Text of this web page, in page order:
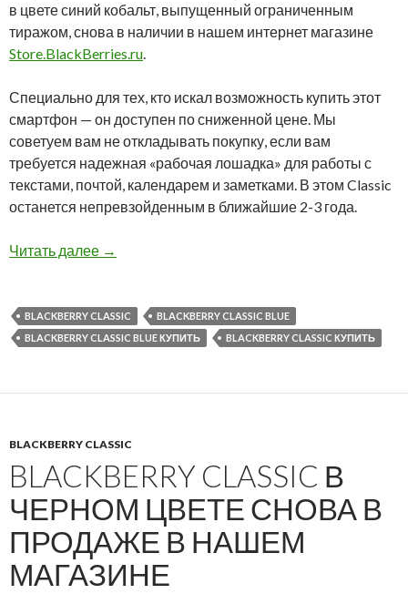
в цвете синий кобальт, выпущенный ограниченным
тиражом, снова в наличии в нашем интернет магазине
Store.BlackBerries.ru.
Специально для тех, кто искал возможность купить этот
смартфон — он доступен по сниженной цене. Мы
советуем вам не откладывать покупку, если вам
требуется надежная «рабочая лошадка» для работы с
текстами, почтой, календарем и заметками. В этом Classic
останется непревзойденным в ближайшие 2-3 года.
Читать далее BlackBerry Classic в цвете Cobalt Blue снова
→
BLACKBERRY CLASSIC
BLACKBERRY CLASSIC BLUE
BLACKBERRY CLASSIC BLUE КУПИТЬ
BLACKBERRY CLASSIC КУПИТЬ
BLACKBERRY CLASSIC
BLACKBERRY CLASSIC В
ЧЕРНОМ ЦВЕТЕ СНОВА В
ПРОДАЖЕ В НАШЕМ
МАГАЗИНЕ